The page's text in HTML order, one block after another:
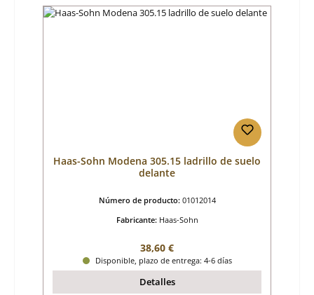
Haas-Sohn Modena 305.15 ladrillo de suelo
delante
Número de producto: 01012014
Fabricante: Haas-Sohn
Precio normal:
38,60 €
Disponible, plazo de entrega: 4-6 días
Detalles